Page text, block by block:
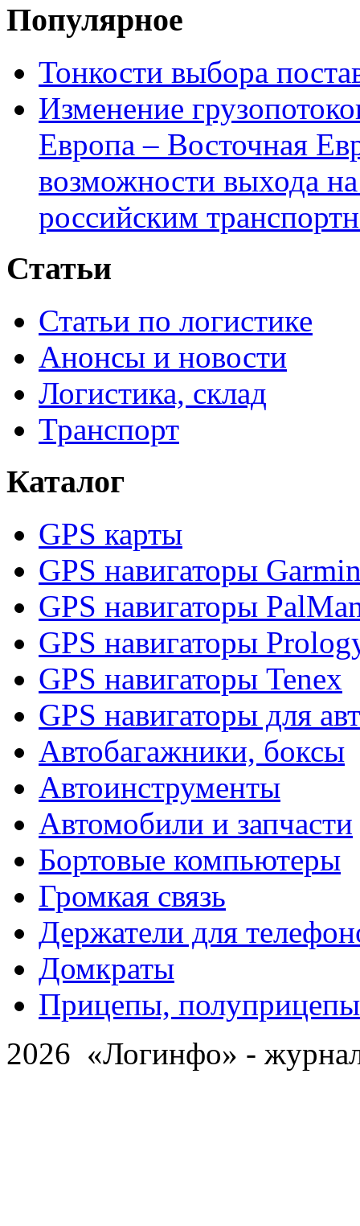
Популярное
Тонкости выбора
Изменение
Европа – Восточная
возможности выхода
российским
Статьи
Статьи по логистике
Анонсы и новости
Логистика, склад
Транспорт
Каталог
GPS карты
GPS навигаторы
GPS навигаторы
GPS навигаторы
GPS навигаторы Tenex
GPS навигаторы для
Автобагажники, боксы
Автоинструменты
Автомобили и запчасти
Бортовые компьютеры
Громкая связь
Держатели для
Домкраты
Прицепы, полуприцепы
2026 «Логинфо» -